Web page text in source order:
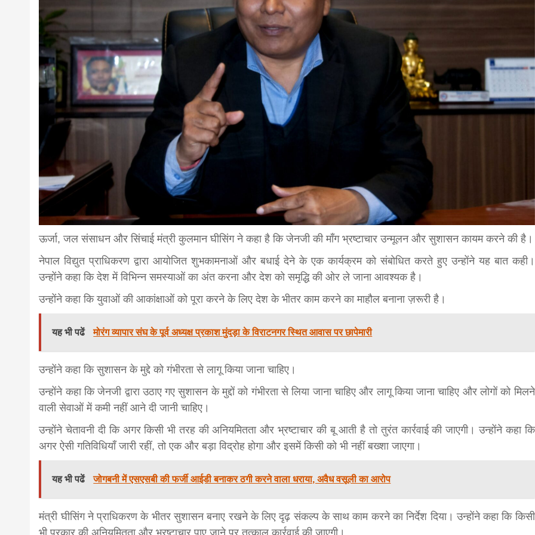
news,loan,bank
news, madhesh
khabar
ऊर्जा, जल संसाधन और सिंचाई मंत्री कुलमान घीसिंग ने कहा है कि जेनजी की माँग भ्रष्टाचार उन्मूलन और सुशासन कायम करने की है।
नेपाल विद्युत प्राधिकरण द्वारा आयोजित शुभकामनाओं और बधाई देने के एक कार्यक्रम को संबोधित करते हुए उन्होंने यह बात कही।
उन्होंने कहा कि देश में विभिन्न समस्याओं का अंत करना और देश को समृद्धि की ओर ले जाना आवश्यक है।
उन्होंने कहा कि युवाओं की आकांक्षाओं को पूरा करने के लिए देश के भीतर काम करने का माहौल बनाना ज़रूरी है।
यह भी पढें मोरंग व्यापार संघ के पूर्व अध्यक्ष प्रकाश मुंदड़ा के विराटनगर स्थित आवास पर छापेमारी
उन्होंने कहा कि सुशासन के मुद्दे को गंभीरता से लागू किया जाना चाहिए।
उन्होंने कहा कि जेनजी द्वारा उठाए गए सुशासन के मुद्दों को गंभीरता से लिया जाना चाहिए और लागू किया जाना चाहिए और लोगों को मिलने
वाली सेवाओं में कमी नहीं आने दी जानी चाहिए।
उन्होंने चेतावनी दी कि अगर किसी भी तरह की अनियमितता और भ्रष्टाचार की बू आती है तो तुरंत कार्रवाई की जाएगी। उन्होंने कहा कि
अगर ऐसी गतिविधियाँ जारी रहीं, तो एक और बड़ा विद्रोह होगा और इसमें किसी को भी नहीं बख्शा जाएगा।
यह भी पढें जोगबनी में एसएसबी की फर्जी आईडी बनाकर ठगी करने वाला धराया, अवैध वसूली का आरोप
मंत्री घीसिंग ने प्राधिकरण के भीतर सुशासन बनाए रखने के लिए दृढ़ संकल्प के साथ काम करने का निर्देश दिया। उन्होंने कहा कि किसी
भी प्रकार की अनियमितता और भ्रष्टाचार पाए जाने पर तत्काल कार्रवाई की जाएगी।
बड़े अंतर से जीत हासिल करुँंगी –रेणु दाहाल
काठमांडू, फागुन ४ – चितवन क्षेत्र नम्बर ३ में प्रतिनिधिसभा
सदस्य के रूप में अपनी उम्मीदवारी दे चुकी रेणु दाहाल ने कहा है
कि उन्हें...